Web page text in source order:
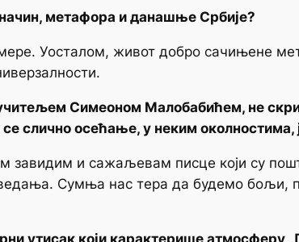
метафора и данашње Србије?
Уосталом, живот добро сачињене
Симеоном Малобабићем, не
слично осећање, у неким околностима,
завидим и сажаљевам писце који су
Сумња нас тера да будемо бољи,